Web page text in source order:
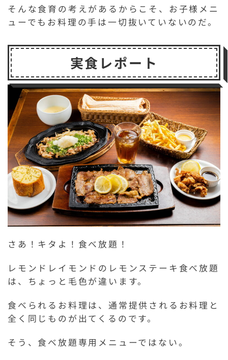
そんな食育の考えがあるからこそ、お子様メニ
ューでもお料理の手は一切抜いていないのだ。
実食レポート
さあ！キタよ！食べ放題！
レモンドレイモンドのレモンステーキ食べ放題
は、ちょっと毛色が違います。
食べられるお料理は、通常提供されるお料理と
全く同じものが出てくるのです。
そう、食べ放題専用メニューではない。